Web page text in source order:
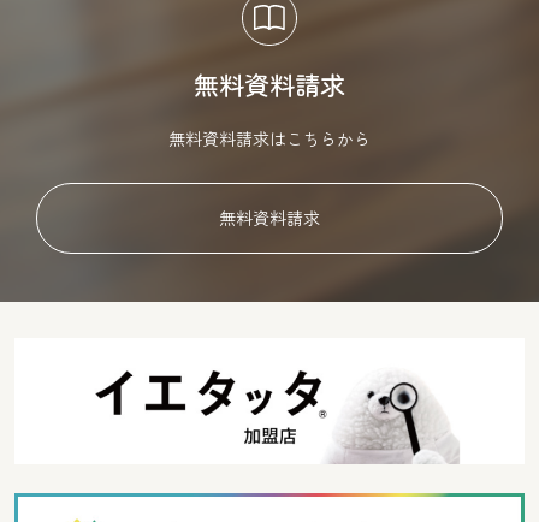
無料資料請求
無料資料請求はこちらから
無料資料請求